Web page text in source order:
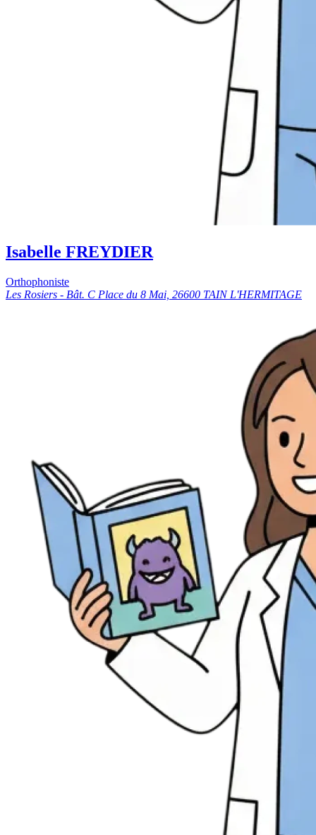
Isabelle FREYDIER
Orthophoniste
Les Rosiers - Bât. C Place du 8 Mai, 26600 TAIN L'HERMITAGE